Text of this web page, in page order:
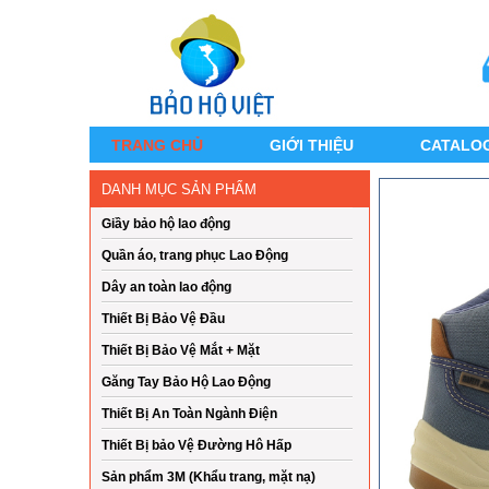
TRANG CHỦ GIỚI THIỆU
DANH MỤC SẢN PHẨM
Giầy bảo hộ lao động
Quần áo, trang phục Lao Động
Dây an toàn lao động
Thiết Bị Bảo Vệ Đầu
Thiết Bị Bảo Vệ Mắt + Mặt
Găng Tay Bảo Hộ Lao Động
Thiết Bị An Toàn Ngành Điện
Thiết Bị bảo Vệ Đường Hô Hấp
Sản phẩm 3M (Khẩu trang, mặt nạ)